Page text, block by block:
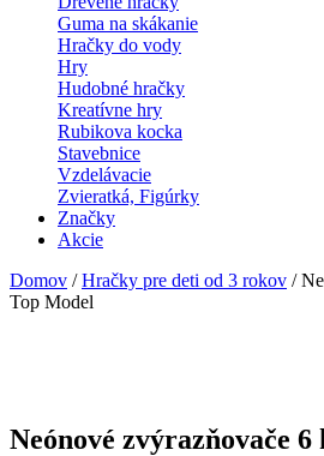
Guma na skákanie
Hračky do vody
Hry
Hudobné hračky
Kreatívne hry
Rubikova kocka
Stavebnice
Vzdelávacie
Zvieratká, Figúrky
Značky
Akcie
Domov /Hračky pre deti od 3 rokov /
Top Model
Neónové zvýrazňovače 6